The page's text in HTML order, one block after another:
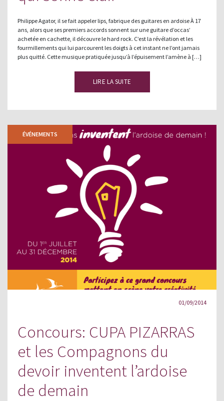
Philippe Agator, il se fait appeler lips, fabrique des guitares en ardoise À 17
ans, alors que ses premiers accords sonnent sur une guitare d’occas’
achetée en cachette, il découvre le hard rock. C’est la révélation et les
fourmillements qui lui parcourent les doigts à cet instant ne l’ont jamais
plus quitté. Cette musique pratiquée jusqu’à l’épuisement l’amène à […]
LIRE LA SUITE
ÉVÉNEMENTS
01/09/2014
Concours: CUPA PIZARRAS
et les Compagnons du
devoir inventent l’ardoise
de demain